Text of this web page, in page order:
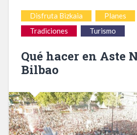
Disfruta Bizkaia
Planes
Tradiciones
Turismo
Qué hacer en Aste
Bilbao